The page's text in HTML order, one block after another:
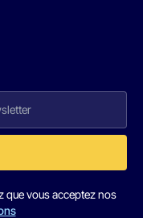
que vous acceptez nos